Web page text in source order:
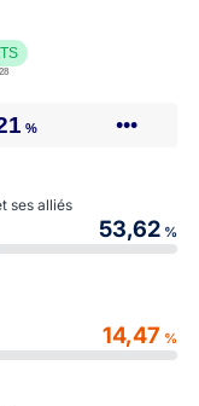
% •••
ses alliés
53,62 %
14,47 %